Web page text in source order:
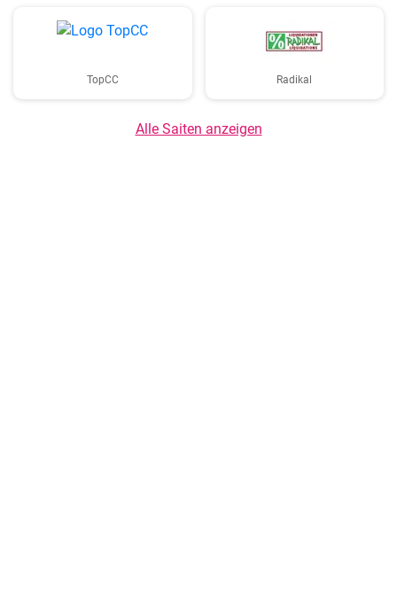
TopCC Radikal
Alle Saiten anzeigen